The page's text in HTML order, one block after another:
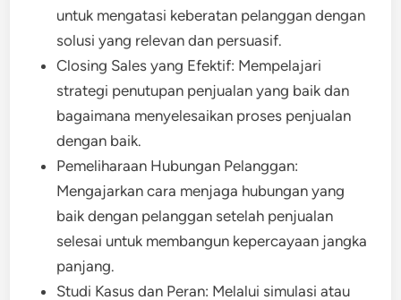
untuk mengatasi keberatan pelanggan dengan
solusi yang relevan dan persuasif.
Closing Sales yang Efektif: Mempelajari
strategi penutupan penjualan yang baik dan
bagaimana menyelesaikan proses penjualan
dengan baik.
Pemeliharaan Hubungan Pelanggan:
Mengajarkan cara menjaga hubungan yang
baik dengan pelanggan setelah penjualan
selesai untuk membangun kepercayaan jangka
panjang.
Studi Kasus dan Peran: Melalui simulasi atau